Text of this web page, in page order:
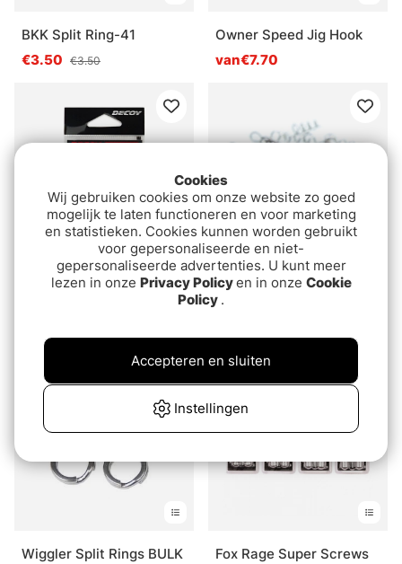
BKK Split Ring-41
€3.50 €3.50
Owner Speed Jig Hook
van€7.70
Decoy R-2 Split Ring R
Svartzonker Tail Hiker
(10-pak)
Wiggler Split Rings BULK
Fox Rage Super Screws
Cookies
Wij gebruiken cookies om onze website zo goed
mogelijk te laten functioneren en voor marketing
en statistieken. Cookies kunnen worden gebruikt
voor gepersonaliseerde en niet-
gepersonaliseerde advertenties. U kunt meer
lezen in onze Privacy Policyen in onze Cookie
Policy .
Instellingen
Accepteren en sluiten